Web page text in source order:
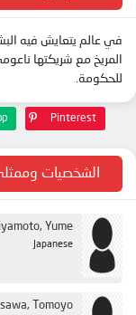
في عالم يتعايش فيه
المريخ مع شريكتها
للحكومة.
Pinterest
الشخصيات
Yume
Japanese
Tomoyo